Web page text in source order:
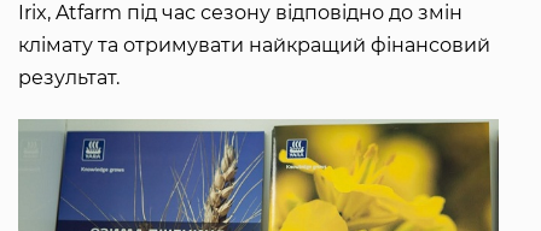
Irix, Atfarm під час сезону відповідно до змін
клімату та отримувати найкращий фінансовий
результат.